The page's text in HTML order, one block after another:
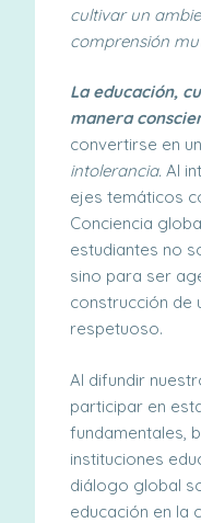
cultivarun
comprensión
La educación,
manera
convertirse en un
intolerancia. Al
ejes temáticos
Conciencia
estudiantes no
sino para ser
construcción de
respetuoso.
Al difundir
participar en
fundamentales,
instituciones
diálogo global
educación en la